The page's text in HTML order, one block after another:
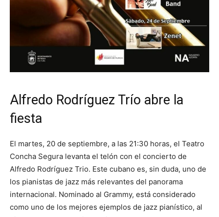
Alfredo Rodríguez Trío abre la
fiesta
El martes, 20 de septiembre, a las 21:30 horas, el Teatro
Concha Segura levanta el telón con el concierto de
Alfredo Rodríguez Trio. Este cubano es, sin duda, uno de
los pianistas de jazz más relevantes del panorama
internacional. Nominado al Grammy, está considerado
como uno de los mejores ejemplos de jazz pianístico, al